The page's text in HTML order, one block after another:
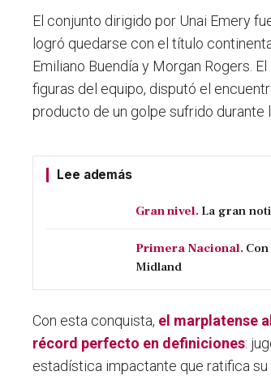
El conjunto dirigido por Unai Emery
logró quedarse con el título
Emiliano Buendía y Morgan Rogers.
figuras del equipo, disputó el
producto de un golpe sufrido durante
Lee además
Gran nivel. La gran
Primera Nacional.
Midland
Con esta conquista, el marplatense
récord perfecto en definiciones:
estadística impactante que ratifica